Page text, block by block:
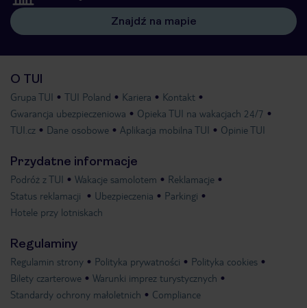
Znajdź na mapie
O TUI
Grupa TUI TUI Poland Kariera
Kontakt
Gwarancja ubezpieczeniowa
Opieka TUI na wakacjach 24/7
TUI.cz
Dane osobowe Aplikacja mobilna TUI Opinie TUI
Przydatne informacje
Podróż z TUI Wakacje samolotem
Reklamacje
Status reklamacji
Ubezpieczenia
Parkingi
Hotele przy lotniskach
Regulaminy
Regulamin strony Polityka prywatności
Polityka cookies
Bilety czarterowe
Warunki imprez turystycznych
Standardy ochrony małoletnich
Compliance